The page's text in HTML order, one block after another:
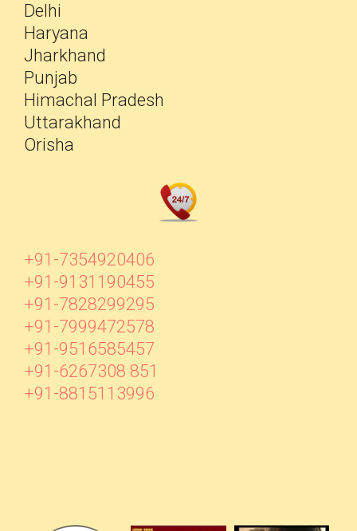
Delhi
Haryana
Jharkhand
Punjab
Himachal Pradesh
Uttarakhand
Orisha
+91-7354920406
+91-9131190455
+91-7828299295
+91-7999472578
+91-9516585457
+91-6267308 851
+91-8815113996